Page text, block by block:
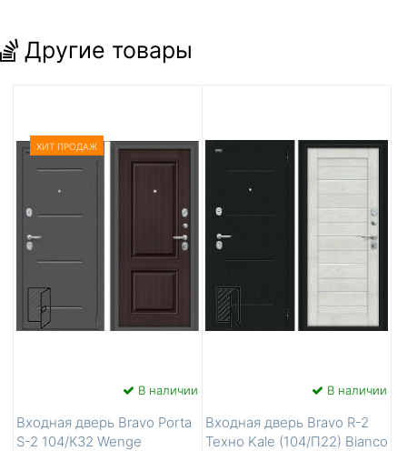
Другие товары
ХИТ ПРОДАЖ
В наличии
Входная дверь Bravo Porta
S-2 104/К32 Wenge
В наличии
Входная дверь Bravo R-2
Техно Kale (104/П22) Bianco